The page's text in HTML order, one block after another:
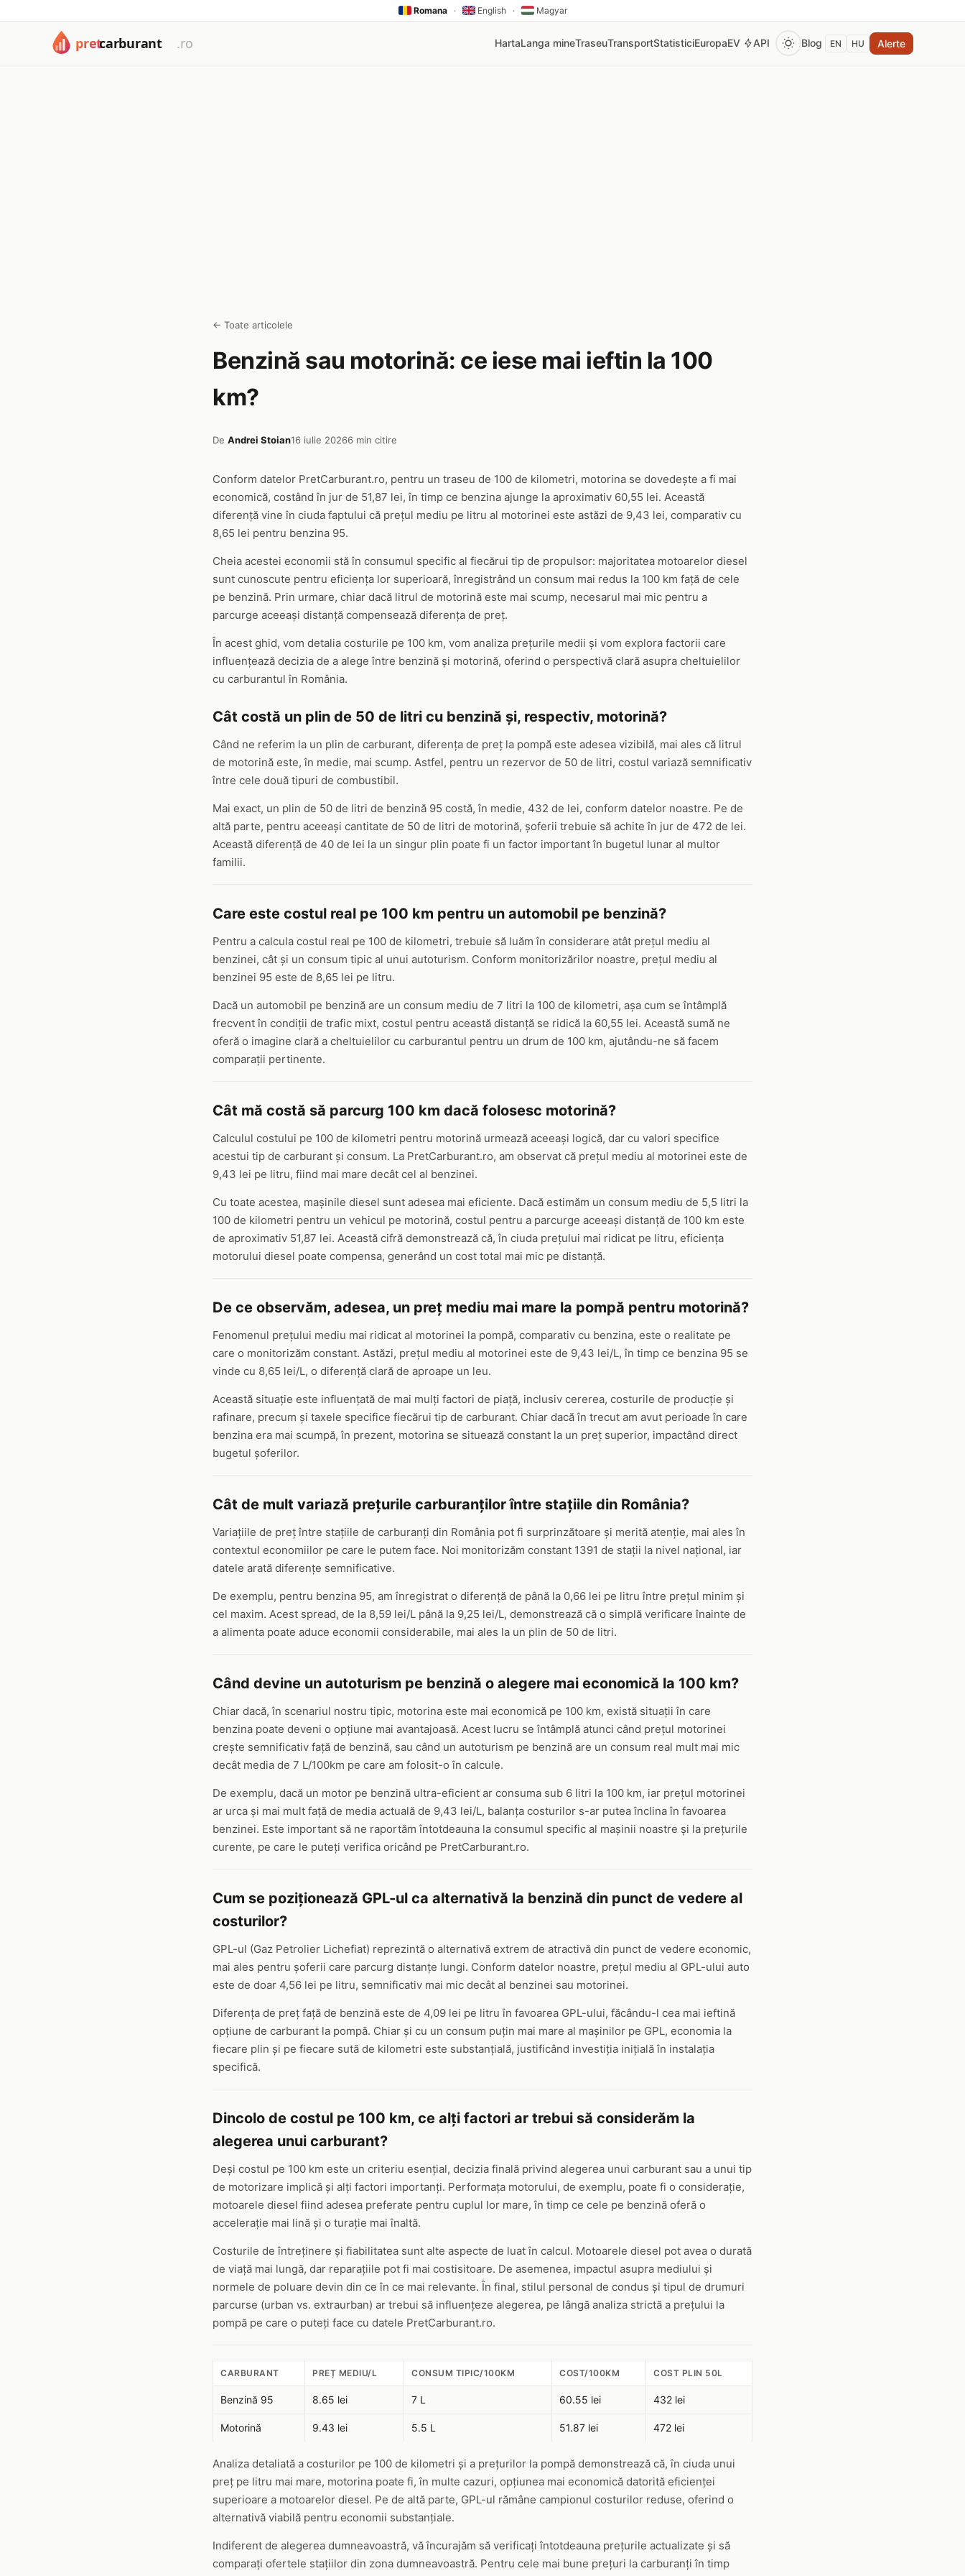
Romana · English · Magyar
HartaLanga mineTraseuTransportStatisticiEuropaEV API Blog EN HU Alerte
← Toate articolele
Benzină sau motorină: ce iese mai ieftin la 100
km?
De Andrei Stoian16 iulie 20266 min citire
Conform datelor PretCarburant.ro, pentru un traseu de 100 de kilometri, motorina se dovedește a fi mai
economică, costând în jur de 51,87 lei, în timp ce benzina ajunge la aproximativ 60,55 lei. Această
diferență vine în ciuda faptului că prețul mediu pe litru al motorinei este astăzi de 9,43 lei, comparativ cu
8,65 lei pentru benzina 95.
Cheia acestei economii stă în consumul specific al fiecărui tip de propulsor: majoritatea motoarelor diesel
sunt cunoscute pentru eficiența lor superioară, înregistrând un consum mai redus la 100 km față de cele
pe benzină. Prin urmare, chiar dacă litrul de motorină este mai scump, necesarul mai mic pentru a
parcurge aceeași distanță compensează diferența de preț.
În acest ghid, vom detalia costurile pe 100 km, vom analiza prețurile medii și vom explora factorii care
influențează decizia de a alege între benzină și motorină, oferind o perspectivă clară asupra cheltuielilor
cu carburantul în România.
Cât costă un plin de 50 de litri cu benzină și, respectiv, motorină?
Când ne referim la un plin de carburant, diferența de preț la pompă este adesea vizibilă, mai ales că litrul
de motorină este, în medie, mai scump. Astfel, pentru un rezervor de 50 de litri, costul variază semnificativ
între cele două tipuri de combustibil.
Mai exact, un plin de 50 de litri de benzină 95 costă, în medie, 432 de lei, conform datelor noastre. Pe de
altă parte, pentru aceeași cantitate de 50 de litri de motorină, șoferii trebuie să achite în jur de 472 de lei.
Această diferență de 40 de lei la un singur plin poate fi un factor important în bugetul lunar al multor
familii.
Care este costul real pe 100 km pentru un automobil pe benzină?
Pentru a calcula costul real pe 100 de kilometri, trebuie să luăm în considerare atât prețul mediu al
benzinei, cât și un consum tipic al unui autoturism. Conform monitorizărilor noastre, prețul mediu al
benzinei 95 este de 8,65 lei pe litru.
Dacă un automobil pe benzină are un consum mediu de 7 litri la 100 de kilometri, așa cum se întâmplă
frecvent în condiții de trafic mixt, costul pentru această distanță se ridică la 60,55 lei. Această sumă ne
oferă o imagine clară a cheltuielilor cu carburantul pentru un drum de 100 km, ajutându-ne să facem
comparații pertinente.
Cât mă costă să parcurg 100 km dacă folosesc motorină?
Calculul costului pe 100 de kilometri pentru motorină urmează aceeași logică, dar cu valori specifice
acestui tip de carburant și consum. La PretCarburant.ro, am observat că prețul mediu al motorinei este de
9,43 lei pe litru, fiind mai mare decât cel al benzinei.
Cu toate acestea, mașinile diesel sunt adesea mai eficiente. Dacă estimăm un consum mediu de 5,5 litri la
100 de kilometri pentru un vehicul pe motorină, costul pentru a parcurge aceeași distanță de 100 km este
de aproximativ 51,87 lei. Această cifră demonstrează că, în ciuda prețului mai ridicat pe litru, eficiența
motorului diesel poate compensa, generând un cost total mai mic pe distanță.
De ce observăm, adesea, un preț mediu mai mare la pompă pentru motorină?
Fenomenul prețului mediu mai ridicat al motorinei la pompă, comparativ cu benzina, este o realitate pe
care o monitorizăm constant. Astăzi, prețul mediu al motorinei este de 9,43 lei/L, în timp ce benzina 95 se
vinde cu 8,65 lei/L, o diferență clară de aproape un leu.
Această situație este influențată de mai mulți factori de piață, inclusiv cererea, costurile de producție și
rafinare, precum și taxele specifice fiecărui tip de carburant. Chiar dacă în trecut am avut perioade în care
benzina era mai scumpă, în prezent, motorina se situează constant la un preț superior, impactând direct
bugetul șoferilor.
Cât de mult variază prețurile carburanților între stațiile din România?
Variațiile de preț între stațiile de carburanți din România pot fi surprinzătoare și merită atenție, mai ales în
contextul economiilor pe care le putem face. Noi monitorizăm constant 1391 de stații la nivel național, iar
datele arată diferențe semnificative.
De exemplu, pentru benzina 95, am înregistrat o diferență de până la 0,66 lei pe litru între prețul minim și
cel maxim. Acest spread, de la 8,59 lei/L până la 9,25 lei/L, demonstrează că o simplă verificare înainte de
a alimenta poate aduce economii considerabile, mai ales la un plin de 50 de litri.
Când devine un autoturism pe benzină o alegere mai economică la 100 km?
Chiar dacă, în scenariul nostru tipic, motorina este mai economică pe 100 km, există situații în care
benzina poate deveni o opțiune mai avantajoasă. Acest lucru se întâmplă atunci când prețul motorinei
crește semnificativ față de benzină, sau când un autoturism pe benzină are un consum real mult mai mic
decât media de 7 L/100km pe care am folosit-o în calcule.
De exemplu, dacă un motor pe benzină ultra-eficient ar consuma sub 6 litri la 100 km, iar prețul motorinei
ar urca și mai mult față de media actuală de 9,43 lei/L, balanța costurilor s-ar putea înclina în favoarea
benzinei. Este important să ne raportăm întotdeauna la consumul specific al mașinii noastre și la prețurile
curente, pe care le puteți verifica oricând pe PretCarburant.ro.
Cum se poziționează GPL-ul ca alternativă la benzină din punct de vedere al
costurilor?
GPL-ul (Gaz Petrolier Lichefiat) reprezintă o alternativă extrem de atractivă din punct de vedere economic,
mai ales pentru șoferii care parcurg distanțe lungi. Conform datelor noastre, prețul mediu al GPL-ului auto
este de doar 4,56 lei pe litru, semnificativ mai mic decât al benzinei sau motorinei.
Diferența de preț față de benzină este de 4,09 lei pe litru în favoarea GPL-ului, făcându-l cea mai ieftină
opțiune de carburant la pompă. Chiar și cu un consum puțin mai mare al mașinilor pe GPL, economia la
fiecare plin și pe fiecare sută de kilometri este substanțială, justificând investiția inițială în instalația
specifică.
Dincolo de costul pe 100 km, ce alți factori ar trebui să considerăm la
alegerea unui carburant?
Deși costul pe 100 km este un criteriu esențial, decizia finală privind alegerea unui carburant sau a unui tip
de motorizare implică și alți factori importanți. Performața motorului, de exemplu, poate fi o considerație,
motoarele diesel fiind adesea preferate pentru cuplul lor mare, în timp ce cele pe benzină oferă o
accelerație mai lină și o turație mai înaltă.
Costurile de întreținere și fiabilitatea sunt alte aspecte de luat în calcul. Motoarele diesel pot avea o durată
de viață mai lungă, dar reparațiile pot fi mai costisitoare. De asemenea, impactul asupra mediului și
normele de poluare devin din ce în ce mai relevante. În final, stilul personal de condus și tipul de drumuri
parcurse (urban vs. extraurban) ar trebui să influențeze alegerea, pe lângă analiza strictă a prețului la
pompă pe care o puteți face cu datele PretCarburant.ro.
CARBURANT PREȚ MEDIU/L CONSUM TIPIC/100KM COST/100KM COST PLIN 50L
Benzină 95 8.65 lei 7 L 60.55 lei 432 lei
Motorină 9.43 lei 5.5 L 51.87 lei 472 lei
Analiza detaliată a costurilor pe 100 de kilometri și a prețurilor la pompă demonstrează că, în ciuda unui
preț pe litru mai mare, motorina poate fi, în multe cazuri, opțiunea mai economică datorită eficienței
superioare a motoarelor diesel. Pe de altă parte, GPL-ul rămâne campionul costurilor reduse, oferind o
alternativă viabilă pentru economii substanțiale.
Indiferent de alegerea dumneavoastră, vă încurajăm să verificați întotdeauna prețurile actualizate și să
comparați ofertele stațiilor din zona dumneavoastră. Pentru cele mai bune prețuri la carburanți în timp